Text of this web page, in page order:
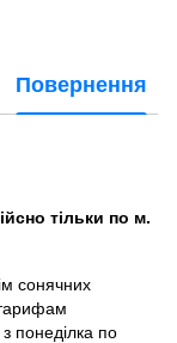
Повернення
тільки по м.
сонячних
понеділка по